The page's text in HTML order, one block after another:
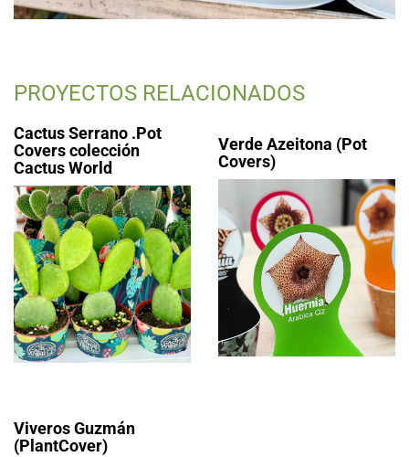
PROYECTOS RELACIONADOS
Cactus Serrano .Pot
Covers colección
Cactus World
Verde Azeitona (Pot
Covers)
Viveros Guzmán
(PlantCover)